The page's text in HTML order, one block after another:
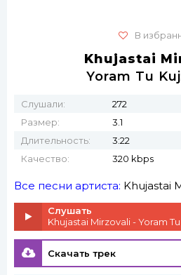
В
Khujastai
Yoram Tu
Слушали:
272
Размер:
3.1
Длительность:
3:22
Качество:
320 kbps
Все песни артиста: Khujastai
Слушать
Khujastai Mirzovali - Yoram
Скачать трек